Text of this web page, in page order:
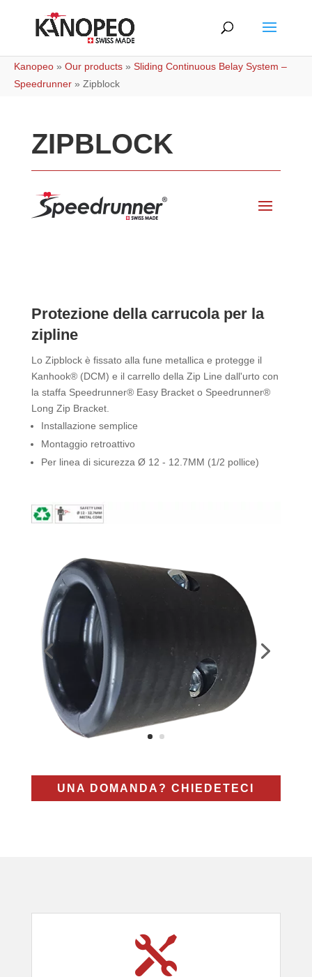
Kanopeo » Our products » Sliding Continuous Belay System –
Speedrunner » Zipblock
ZIPBLOCK
Protezione della carrucola per la
zipline
Lo Zipblock è fissato alla fune metallica e protegge il
Kanhook® (DCM) e il carrello della Zip Line dall'urto con
la staffa Speedrunner® Easy Bracket o Speedrunner®
Long Zip Bracket.
Installazione semplice
Montaggio retroattivo
Per linea di sicurezza Ø 12 - 12.7MM (1/2 pollice)
UNA DOMANDA? CHIEDETECI
